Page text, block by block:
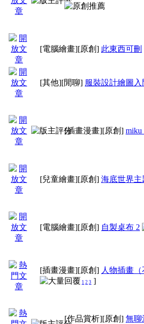
畫。
2、原創文
自己的東西
按個推薦)
大分類
[閒聊]技術
[電腦繪畫][原創] 此東西可刪
[其他][閒聊] 服裝設計繪圖入
[插畫漫畫][原創] miku
[兒童繪畫][原創] 海底世界
[電腦繪畫][原創] 自製桌布 2
[插畫漫畫][原創] 人物插畫（
1 2 3 ]
[作品賞析][原創] 無聊